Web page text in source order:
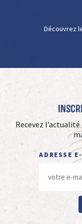
Découvrez
Recevez
ADRESSE